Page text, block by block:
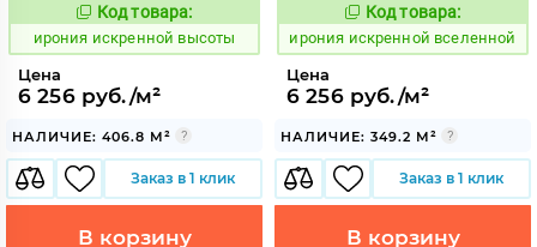
1098257
Код товара:
ирония искренной высоты
Цена
6 256 руб./м²
НАЛИЧИЕ: 406.8 М²
Заказ в 1 клик
В корзину
1098263
Код товара:
ирония искренной вселенной
Цена
6 256 руб./м²
НАЛИЧИЕ: 349.2 М²
Заказ в 1 клик
В корзину